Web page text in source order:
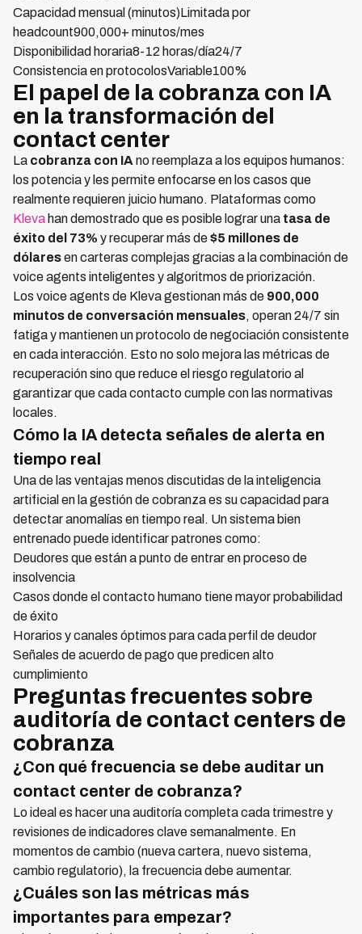
Capacidad mensual (minutos)Limitada por
headcount900,000+ minutos/mes
Disponibilidad horaria8-12 horas/día24/7
Consistencia en protocolosVariable100%
El papel de la cobranza con IA
en la transformación del
contact center
La cobranza con IA no reemplaza a los equipos humanos:
los potencia y les permite enfocarse en los casos que
realmente requieren juicio humano. Plataformas como
Kleva han demostrado que es posible lograr una tasa de
éxito del 73% y recuperar más de$5 millones de
dólaresen carteras complejas gracias a la combinación de
voice agents inteligentes y algoritmos de priorización.
Los voice agents de Kleva gestionan más de 900,000
minutos de conversación mensuales, operan 24/7 sin
fatiga y mantienen un protocolo de negociación consistente
en cada interacción. Esto no solo mejora las métricas de
recuperación sino que reduce el riesgo regulatorio al
garantizar que cada contacto cumple con las normativas
locales.
Cómo la IA detecta señales de alerta en
tiempo real
Una de las ventajas menos discutidas de la inteligencia
artificial en la gestión de cobranza es su capacidad para
detectar anomalías en tiempo real. Un sistema bien
entrenado puede identificar patrones como:
Deudores que están a punto de entrar en proceso de
insolvencia
Casos donde el contacto humano tiene mayor probabilidad
de éxito
Horarios y canales óptimos para cada perfil de deudor
Señales de acuerdo de pago que predicen alto
cumplimiento
Preguntas frecuentes sobre
auditoría de contact centers de
cobranza
¿Con qué frecuencia se debe auditar un
contact center de cobranza?
Lo ideal es hacer una auditoría completa cada trimestre y
revisiones de indicadores clave semanalmente. En
momentos de cambio (nueva cartera, nuevo sistema,
cambio regulatorio), la frecuencia debe aumentar.
¿Cuáles son las métricas más
importantes para empezar?